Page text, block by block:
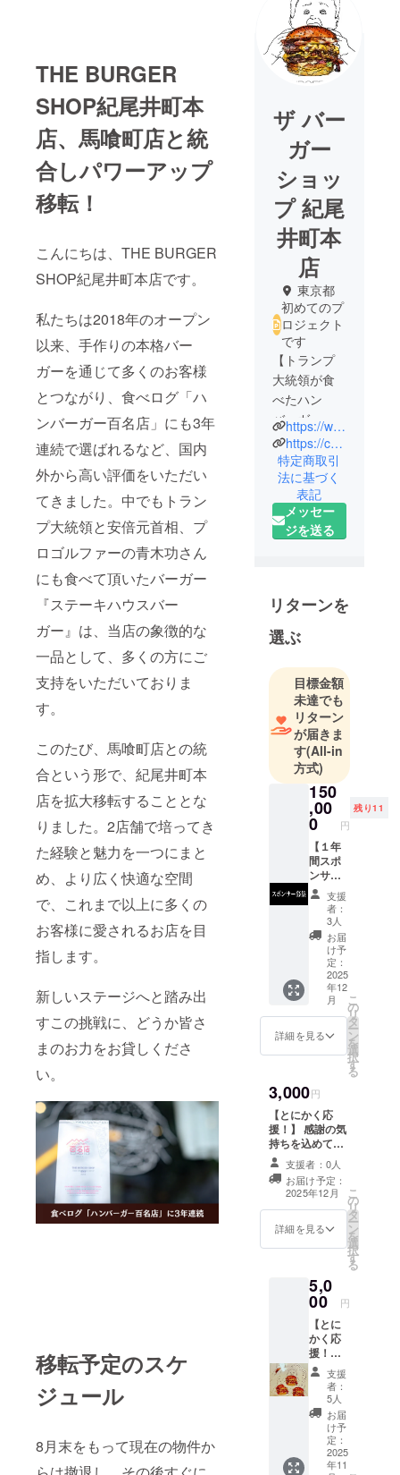
THE BURGER
SHOP紀尾井町本
店、馬喰町店と統
合しパワーアップ
移転！
こんにちは、THE BURGER
SHOP紀尾井町本店です。
私たちは2018年のオープン
以来、手作りの本格バー
ガーを通じて多くのお客様
とつながり、食べログ「ハ
ンバーガー百名店」にも3年
連続で選ばれるなど、国内
外から高い評価をいただい
てきました。中でもトラン
プ大統領と安倍元首相、プ
ロゴルファーの青木功さん
にも食べて頂いたバーガー
『ステーキハウスバー
ガー』は、当店の象徴的な
一品として、多くの方にご
支持をいただいておりま
す。
このたび、馬喰町店との統
合という形で、紀尾井町本
店を拡大移転することとな
りました。2店舗で培ってき
た経験と魅力を一つにまと
め、より広く快適な空間
で、これまで以上に多くの
お客様に愛されるお店を目
指します。
新しいステージへと踏み出
すこの挑戦に、どうか皆さ
まのお力をお貸しくださ
い。
移転予定のスケ
ジュール
8月末をもって現在の物件か
ザ バー
ガー
ショッ
プ 紀尾
井町本
店
東京都
初めてのプ
ロジェクト
です
【トランプ
大統領が食
べたハン
バーガー
屋】
2018年1月に
紀尾井町に
オープンし
た「THE
町本店」
THE
BURGER
SHOPの名物
バーガーと
いえば！
2019年5月に
は来日した
トランプ大
統領が安倍
元総理との
ゴルフ場で
の昼食会に
提供するハ
ンバーガー
に選んで頂
きました。
トランプ大
統領の好み
に合わせて
「ザ・ス
テーキバー
ガー（ダブ
ル）」で
す。
https://www.instagram.com/theburgershop_kioi?igsh=aG9pc3Nxa3NoaXRx
https://capparkstand.wixsite.com/mysite
特定商取引
法に基づく
表記
メッセー
ジを送る
リターンを
選ぶ
目標金額
未達でも
リターン
が届きま
す(All-in
方式)
150
,00
0 円
残り11
【１年
間スポ
ンサー
権】 支
援者様
のお名
前（企
業名、
ニック
ネー
ム、
チーム
名）を
スタッ
フの制
服にプ
（又は
刺繍）
いたし
ます！
・掲載
期間：
オープ
ンから
１年間
方法：
文字、
タッフ
ユニ
フォー
ムにプ
リント
（又は
刺繍）
・支援
時、必
ず備考
欄に希
望され
るお名
支援
者：
3人
お届
け予
定：
2025
年12
月
詳細を見る
こ
の
リ
タ
ー
ン
を
選
択
す
る
3,000円
【とにかく応
援！】 感謝の気
持ちを込めて、
お礼のメッセー
ジをお送りしま
す。
支援者：0人
お届け予定：
2025年12月
詳細を見る
こ
の
リ
タ
ー
ン
を
選
択
す
る
5,0
00 円
【とに
かく応
援！】
感謝の
気持ち
を込め
て、お
礼の
メッ
セージ
とオリ
支援
者：
5人
お届
け予
定：
2025
年11